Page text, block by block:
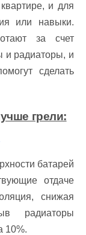
и для
или навыки.
за счет
и радиаторы, и
сделать
грели:
батарей
отдаче
снижая
радиаторы
10%.